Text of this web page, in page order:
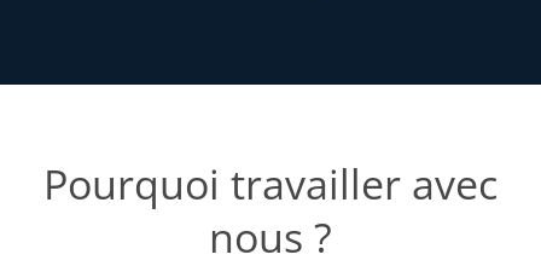
Pourquoi travailler avec
nous ?